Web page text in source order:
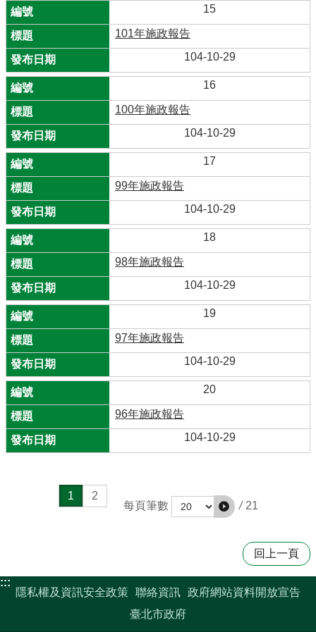
15
101年施政報告
104-10-29
16
100年施政報告
104-10-29
17
99年施政報告
104-10-29
18
98年施政報告
104-10-29
19
97年施政報告
104-10-29
20
96年施政報告
104-10-29
1
2
每頁筆數
/ 21
回上一頁
:::
隱私權及資訊安全政策 聯絡資訊 政府網站資料開放宣告
臺北市政府